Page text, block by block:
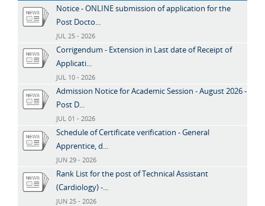
Notice - ONLINE submission of application for the
Post Docto...
JUL 25 - 2026
Corrigendum - Extension in Last date of Receipt of
Applicati...
JUL 10 - 2026
Admission Notice for Academic Session - August 2026 -
Post D...
JUL 01 - 2026
Schedule of Certificate verification - General
Apprentice, d...
JUN 29 - 2026
Rank List for the post of Technical Assistant
(Cardiology) -...
JUN 25 - 2026